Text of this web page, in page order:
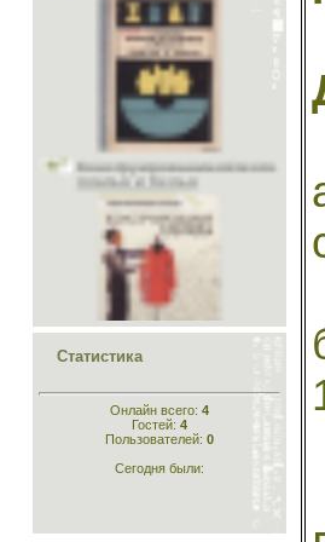
Учитесь шить и вязать
Головные уборы
Меховые головные уборы
Исторический раздел
Одежда для кукол
Шьём животным
Рукоделие
Стихи
Конструирование лёгкого
платья и белья
Конструирование
Статистика
Онлайн всего: 4
Гостей: 4
Пользователей: 0
Сегодня были: